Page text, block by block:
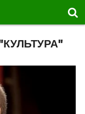
"КУЛЬТУРА"